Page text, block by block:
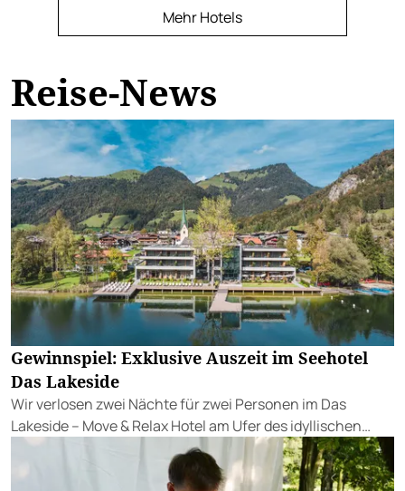
Mehr Hotels
Reise-News
Gewinnspiel: Exklusive Auszeit im Seehotel
Das Lakeside
Wir verlosen zwei Nächte für zwei Personen im Das
Lakeside – Move & Relax Hotel am Ufer des idyllischen
Walchsees.